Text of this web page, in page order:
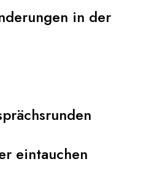
in der
eintauchen